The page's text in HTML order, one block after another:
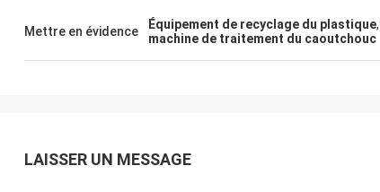
Mettre en évidence Équipement de recyclage du plastique,
machine de traitement du caoutchouc
LAISSER UN MESSAGE